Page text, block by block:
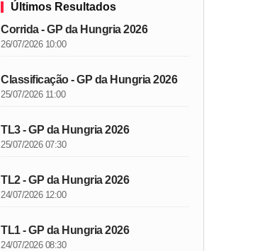
Últimos Resultados
Corrida - GP da Hungria 2026
26/07/2026 10:00
Classificação - GP da Hungria 2026
25/07/2026 11:00
TL3 - GP da Hungria 2026
25/07/2026 07:30
TL2 - GP da Hungria 2026
24/07/2026 12:00
TL1 - GP da Hungria 2026
24/07/2026 08:30